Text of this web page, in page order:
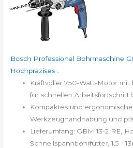
Bosch Professional Bohrmaschine
Hochpräzises...
Kraftvoller 750-Watt-Motor
für schnellen Arbeitsfortschritt
Kompaktes und
Werkzeughandhabung und
Lieferumfang: GBM 13-2 RE,
Schnellspannbohrfutter, 1,5 -